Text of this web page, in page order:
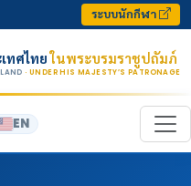
ระบบนักกีฬา
ทศไทยในพระบรมราชูปถัมภ์
· UNDER HIS MAJESTY’S PATRONAGE
EN